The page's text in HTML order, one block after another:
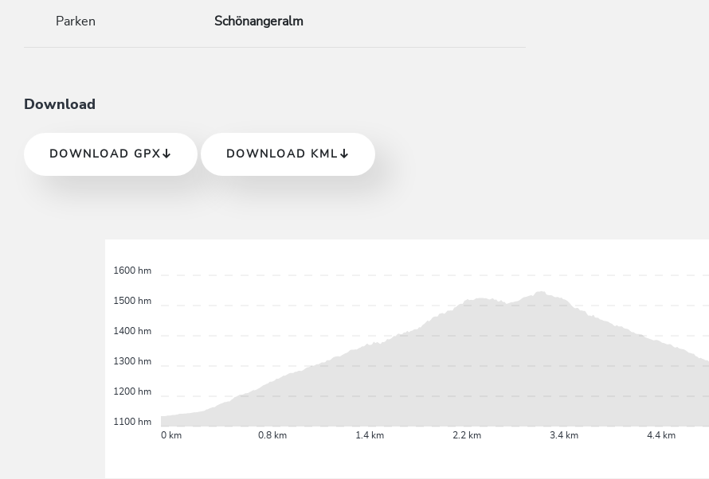
Parken Schönangeralm
Download
DOWNLOAD GPX DOWNLOAD KML
0 km 0.8 km 1.4 km 2.2 km 3.4 km 4.4 km
1100 hm
1200 hm
1300 hm
1400 hm
1500 hm
1600 hm